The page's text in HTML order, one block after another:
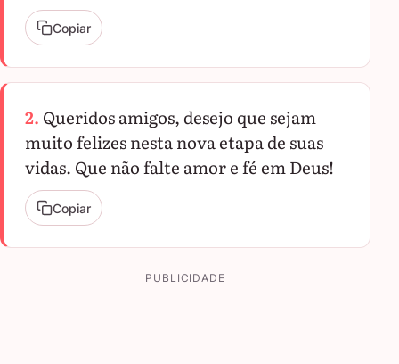
Copiar
2. Queridos amigos, desejo que sejam
muito felizes nesta nova etapa de suas
vidas. Que não falte amor e fé em Deus!
Copiar
PUBLICIDADE